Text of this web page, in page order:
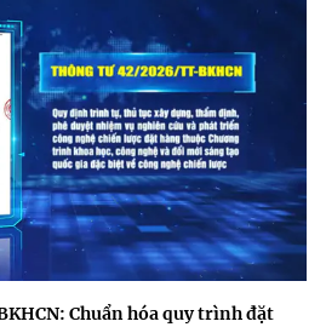
Chuẩn hóa quy trình đặt